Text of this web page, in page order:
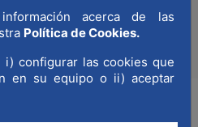
acerca de las
Política de Cookies.
i) configurar las cookies que
en su equipo o ii) aceptar